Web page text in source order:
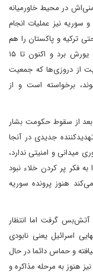
در محیط خاورمیانه
سوریه نیز عملیات انجام
ترکیه و پاکستان را هم
تهدیده کرده است. با این هدف اسرائیل به سوریه یورش برد و اکنون تا ۱۵
از دروزی‌ها که جمعیت
برخواسته است و از
از سقوط حکومت بشار
جدیدی در آنجا
میدانی و امنیتی ندارد،
فکر پر کردن خلاء نبود
هنوز پرونده سوریه
آتش‌بس گرفت اما انتظار
اسرائیل یعنی نابودی
و حماس دائما در حال
هنوز به مرحله مذاکره و